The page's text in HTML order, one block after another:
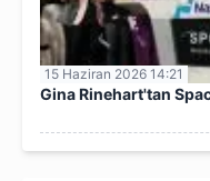
15 Haziran 2026 14:21
Gina Rinehart'tan